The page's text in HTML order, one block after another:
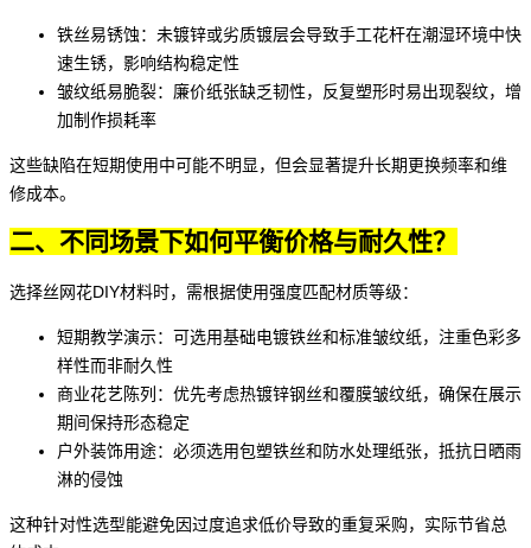
铁丝易锈蚀：未镀锌或劣质镀层会导致手工花杆在潮湿环境中快
速生锈，影响结构稳定性
皱纹纸易脆裂：廉价纸张缺乏韧性，反复塑形时易出现裂纹，增
加制作损耗率
这些缺陷在短期使用中可能不明显，但会显著提升长期更换频率和维
修成本。
二、不同场景下如何平衡价格与耐久性？
选择丝网花DIY材料时，需根据使用强度匹配材质等级：
短期教学演示：可选用基础电镀铁丝和标准皱纹纸，注重色彩多
样性而非耐久性
商业花艺陈列：优先考虑热镀锌钢丝和覆膜皱纹纸，确保在展示
期间保持形态稳定
户外装饰用途：必须选用包塑铁丝和防水处理纸张，抵抗日晒雨
淋的侵蚀
这种针对性选型能避免因过度追求低价导致的重复采购，实际节省总